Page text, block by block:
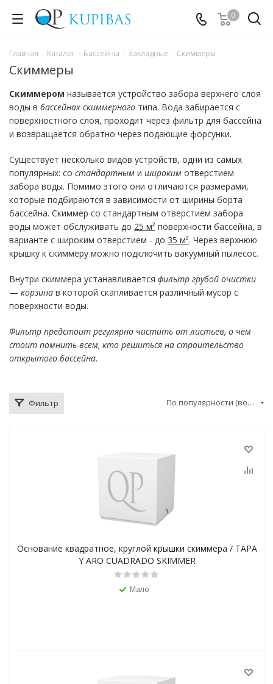
0
Главная - Каталог - Бассейны - Закладные - Скиммеры
Скиммеры
Скиммером называется устройство забора верхнего слоя
воды в бассейнах скиммерного типа. Вода забирается с
поверхностного слоя, проходит через фильтр для бассейна
и возвращается обратно через подающие форсунки.
Существует несколько видов устройств, одни из самых
популярных: со стандартным и широким отверстием
забора воды. Помимо этого они отличаются размерами,
которые подбираются в зависимости от ширины борта
бассейна. Скиммер со стандартным отверстием забора
воды может обслуживать до 25 м² поверхности бассейна, в
варианте с широким отверстием - до 35 м². Через верхнюю
крышку к скиммеру можно подключить вакуумный пылесос.
Внутри скиммера устанавливается фильтр грубой очистки
— корзина в которой скапливается различный мусор с
поверхности воды.
Фильтр предстоит регулярно чистить от листьев, о чём
стоит помнить всем, кто решиться на строительство
открытого бассейна.
Фильтр По популярности (возрастание)
Основание квадратное, круглой крышки скиммера / TAPA
Y ARO CUADRADO SKIMMER
Мало